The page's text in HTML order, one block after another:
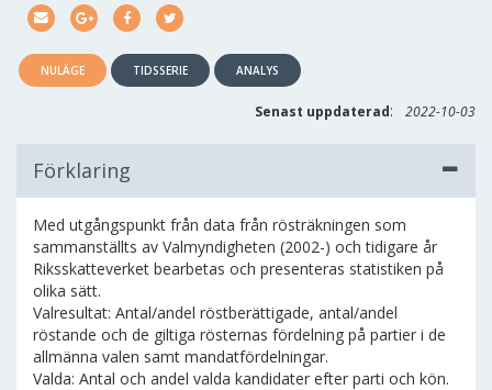
NULÄGE TIDSSERIE ANALYS
Senast uppdaterad: 2022-10-03
Förklaring
Med utgångspunkt från data från rösträkningen som
sammanställts av Valmyndigheten (2002-) och tidigare år
Riksskatteverket bearbetas och presenteras statistiken på
olika sätt.
Valresultat: Antal/andel röstberättigade, antal/andel
röstande och de giltiga rösternas fördelning på partier i de
allmänna valen samt mandatfördelningar.
Valda: Antal och andel valda kandidater efter parti och kön.